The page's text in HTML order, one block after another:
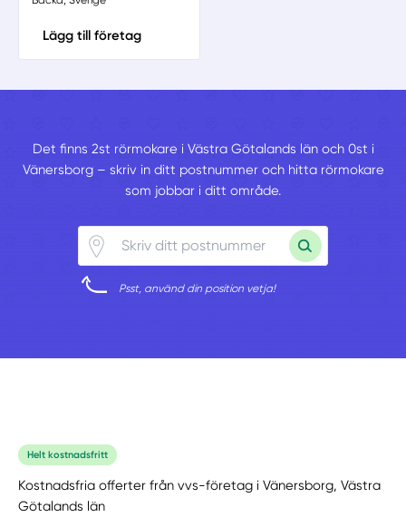
Lägg till företag
Det finns 2st rörmokare i Västra Götalands län och 0st i
Vänersborg – skriv in ditt postnummer och hitta rörmokare
som jobbar i ditt område.
Psst, använd din position vetja!
Helt kostnadsfritt
Kostnadsfria offerter från vvs-företag i Vänersborg, Västra
Götalands län